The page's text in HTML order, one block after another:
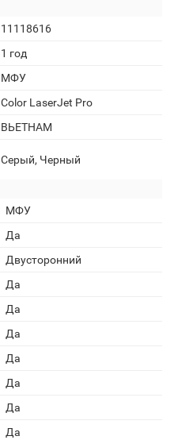
11118616
1 год
МФУ
Color LaserJet Pro
ВЬЕТНАМ
Серый, Черный
МФУ
Да
Двусторонний
Да
Да
Да
Да
Да
Да
Да